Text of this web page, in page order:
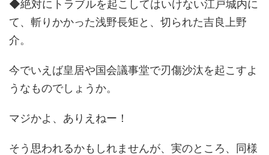
◆絶対にトラブルを起こしてはいけない江戸城内に
て、斬りかかった浅野長矩と、切られた吉良上野
介。
今でいえば皇居や国会議事堂で刃傷沙汰を起こすよ
うなものでしょうか。
マジかよ、ありえねー！
そう思われるかもしれませんが、実のところ、同様